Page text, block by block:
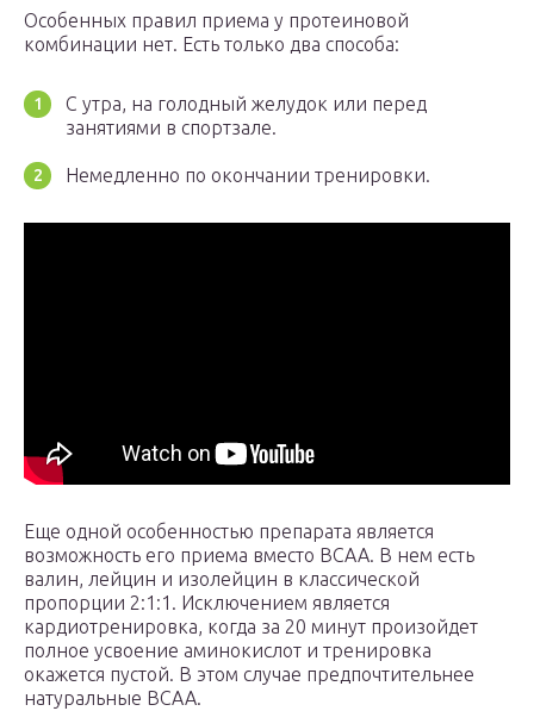
Особенных правил приема у протеиновой
комбинации нет. Есть только два способа:
С утра, на голодный желудок или перед
занятиями в спортзале.
Немедленно по окончании тренировки.
Еще одной особенностью препарата является
возможность его приема вместо BCAA. В нем есть
валин, лейцин и изолейцин в классической
пропорции 2:1:1. Исключением является
кардиотренировка, когда за 20 минут произойдет
полное усвоение аминокислот и тренировка
окажется пустой. В этом случае предпочтительнее
натуральные BCAA.